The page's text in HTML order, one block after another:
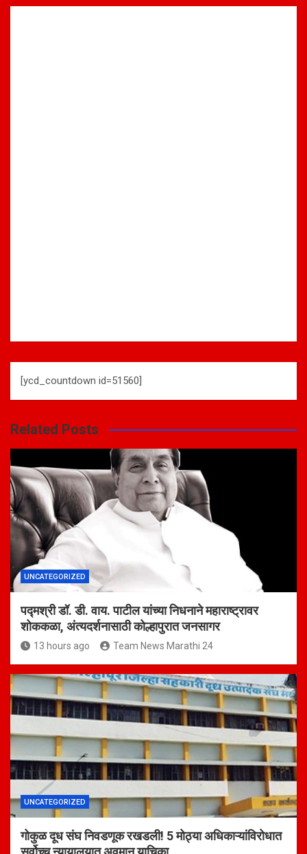
[ycd_countdown id=51560]
Related Posts
UNCATEGORIZED
पद्मश्री डॉ. डी. वाय. पाटील यांच्या निधनाने महाराष्ट्रावर
शोककळा, अंत्यदर्शनासाठी कोल्हापुरात जनसागर
13 hours ago Team News Marathi 24
UNCATEGORIZED
गोकुळ दूध संघ निवडणूक रखडली! 5 मोठ्या अधिकाऱ्यांविरोधात